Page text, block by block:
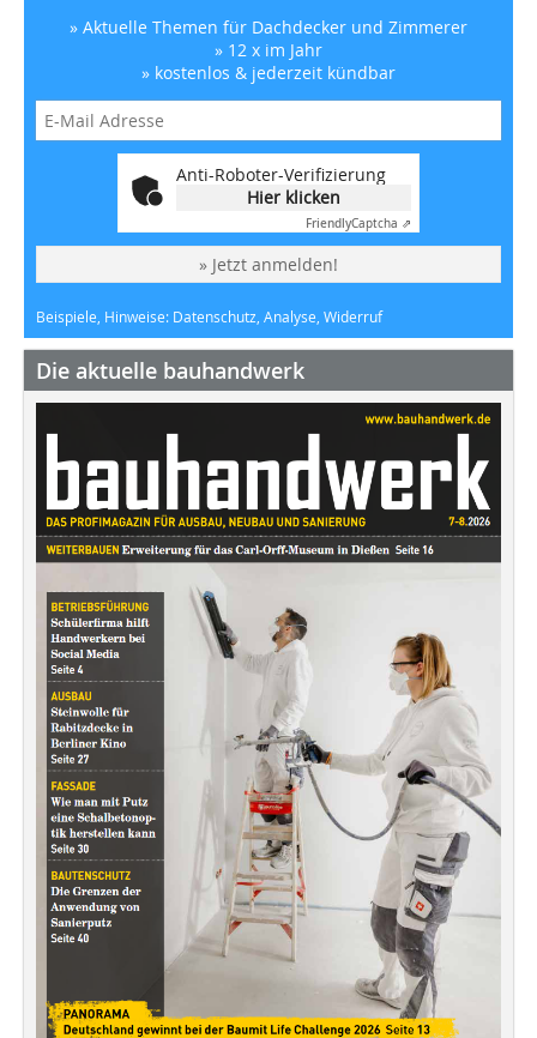
» Aktuelle Themen für Dachdecker und Zimmerer
» 12 x im Jahr
» kostenlos & jederzeit kündbar
Anti-Roboter-Verifizierung
Hier klicken
FriendlyCaptcha ⇗
» Jetzt anmelden!
Beispiele, Hinweise: Datenschutz, Analyse, Widerruf
Die aktuelle bauhandwerk